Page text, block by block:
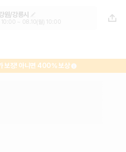
강원 렌터카 가격비
위 카모아
원/강릉시
~ 08.10(월) 10:00
보장! 아니면 400% 보상